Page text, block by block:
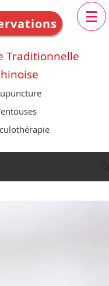
Traditionnelle